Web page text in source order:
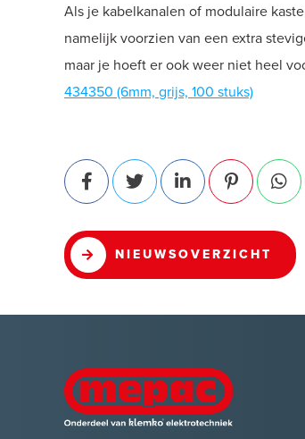
Als je kabelkanalen of modulaire
namelijk voorzien van een extra
maar je hoeft er ook weer niet heel
434350 (6mm, grijs, 100 stuks)
NIEUWSOVERZICHT